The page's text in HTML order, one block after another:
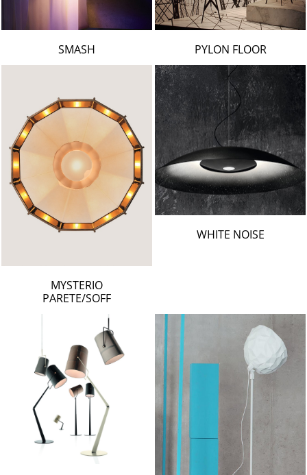
PYLON FLOOR
SMASH
WHITE NOISE
MYSTERIO
PARETE/SOFF